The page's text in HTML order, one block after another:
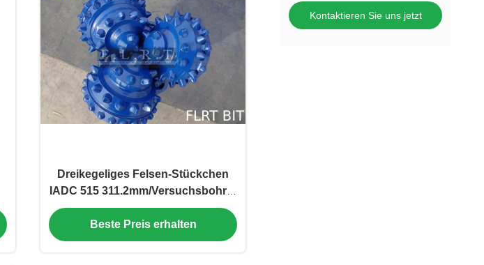
Kontaktieren Sie uns jetzt
Dreikegeliges Felsen-Stückchen
IADC 515 311.2mm/Versuchsbohrer
für Erdölbohrung
Beste Preis erhalten